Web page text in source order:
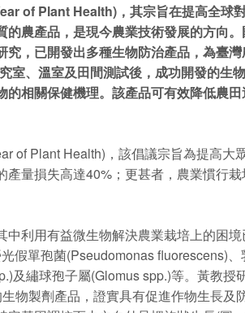
of Plant Health)，其宗旨在提高全球
農產品，是現今農業技術發展的方向
，已開發出多種生物防治產品，為臺
、溫室及田間測試後，成功開發的生
相關保健機理。該產品可有效降低農
of Plant Health)，該倡議宗旨為提高
量損失高達40%；更甚者，農業慣行
用有益微生物解決農業栽培上的困
單孢菌(Pseudomonas fluorescens)、
及繡球孢子屬(Glomus spp.)等。黃教
物製劑產品，證實具有促進作物生長